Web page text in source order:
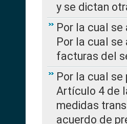
y se dictan
Por la cual se
Por la cual
facturas del
Por la cual
Artículo 4 de
medidas
acuerdo de